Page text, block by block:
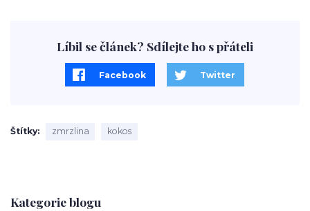
Kategorie blogu
Líbil se článek? Sdílejte ho s přáteli
Facebook Twitter
Štítky zmrzlina kokos